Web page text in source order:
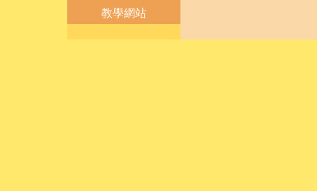
教學網站